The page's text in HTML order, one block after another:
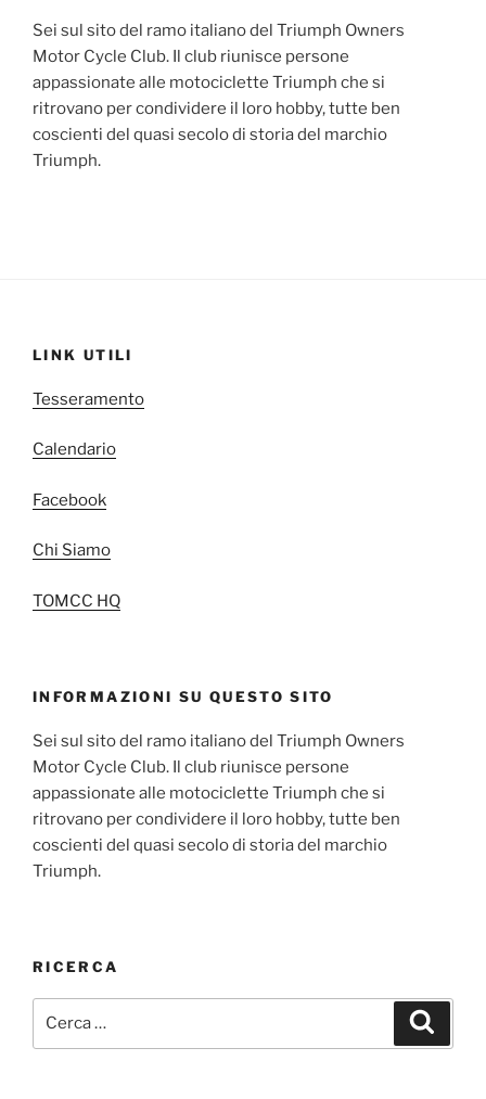
Sei sul sito del ramo italiano del Triumph Owners
Motor Cycle Club. Il club riunisce persone
appassionate alle motociclette Triumph che si
ritrovano per condividere il loro hobby, tutte ben
coscienti del quasi secolo di storia del marchio
Triumph.
LINK UTILI
Tesseramento
Calendario
Facebook
Chi Siamo
TOMCC HQ
INFORMAZIONI SU QUESTO SITO
Sei sul sito del ramo italiano del Triumph Owners
Motor Cycle Club. Il club riunisce persone
appassionate alle motociclette Triumph che si
ritrovano per condividere il loro hobby, tutte ben
coscienti del quasi secolo di storia del marchio
Triumph.
RICERCA